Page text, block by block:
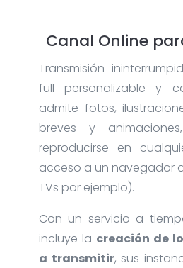
Canal Online
Transmisión
full personalizable y
admite fotos,
breves y
reproducirse en
acceso a un navegador
TVs por ejemplo).
Con un servicio a
incluye la creación de
a transmitir, sus